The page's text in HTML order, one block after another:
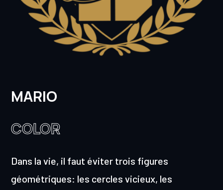
MARIO
COLOR
Dans la vie, il faut éviter trois figures
géométriques: les cercles vicieux, les